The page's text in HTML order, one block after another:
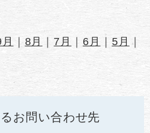
｜ 8月 ｜ 7月 ｜ 6月 ｜ 5月 ｜
お問い合わせ先